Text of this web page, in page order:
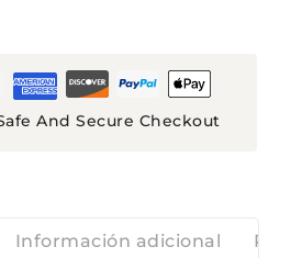
And Secure Checkout
Información adicional